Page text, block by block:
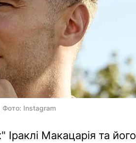
Фото: Instagram
Макацарія та його